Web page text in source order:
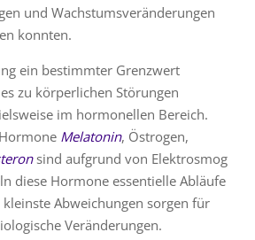
und Wachstumsveränderungen
konnten.
ein bestimmter Grenzwert
zu körperlichen Störungen
im hormonellen Bereich.
Melatonin, Östrogen,
sind aufgrund von Elektrosmog
diese Hormone essentielle Abläufe
Abweichungen sorgen für
Veränderungen.